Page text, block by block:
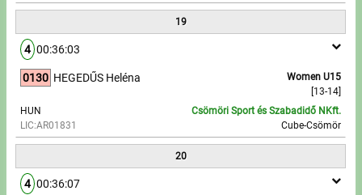
19
4 00:36:03
0130
Women U15
[13-14]
HEGEDŰS Heléna
HUN
LIC:AR01831
Csömöri Sport és Szabadidő NKft.
Cube-Csömör
20
4 00:36:07